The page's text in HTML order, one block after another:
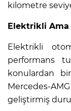
kilometre
Elektrikli Ama
Elektrikli
performans
konulardan
Mercedes-
geliştirmiş